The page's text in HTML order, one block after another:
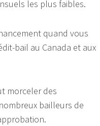
les plus faibles.
quand vous
bail au Canada et aux
morceler des
bailleurs de